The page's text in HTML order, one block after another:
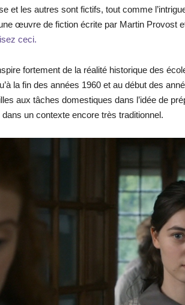
et les autres sont fictifs, tout comme
œuvre de fiction écrite par Martin Provost
ceci.
fortement de la réalité historique des
la fin des années 1960 et au début des
aux tâches domestiques dans l’idée de
un contexte encore très traditionnel.